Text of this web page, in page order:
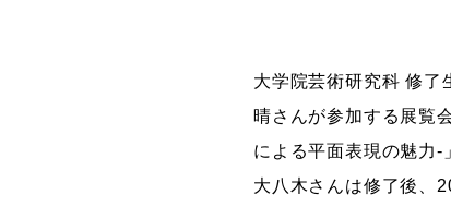
グラフィックデザインコース
プロダクトデザイン学科
大学院芸術研究科 修了
晴さんが参加する展覧
による平面表現の魅力-
大八木さんは修了後、